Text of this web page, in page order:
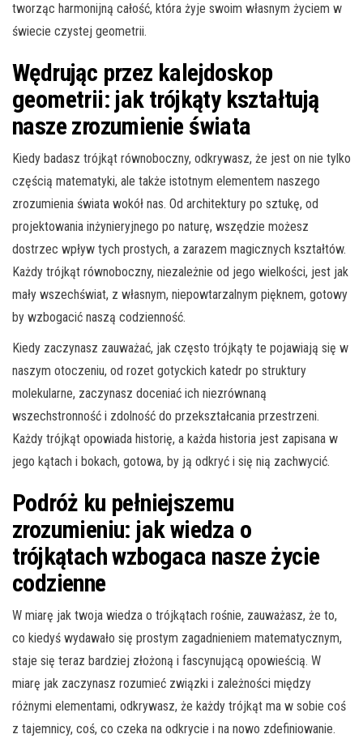
tworząc harmonijną całość, która żyje swoim własnym życiem w
świecie czystej geometrii.
Wędrując przez kalejdoskop
geometrii: jak trójkąty kształtują
nasze zrozumienie świata
Kiedy badasz trójkąt równoboczny, odkrywasz, że jest on nie tylko
częścią matematyki, ale także istotnym elementem naszego
zrozumienia świata wokół nas. Od architektury po sztukę, od
projektowania inżynieryjnego po naturę, wszędzie możesz
dostrzec wpływ tych prostych, a zarazem magicznych kształtów.
Każdy trójkąt równoboczny, niezależnie od jego wielkości, jest jak
mały wszechświat, z własnym, niepowtarzalnym pięknem, gotowy
by wzbogacić naszą codzienność.
Kiedy zaczynasz zauważać, jak często trójkąty te pojawiają się w
naszym otoczeniu, od rozet gotyckich katedr po struktury
molekularne, zaczynasz doceniać ich niezrównaną
wszechstronność i zdolność do przekształcania przestrzeni.
Każdy trójkąt opowiada historię, a każda historia jest zapisana w
jego kątach i bokach, gotowa, by ją odkryć i się nią zachwycić.
Podróż ku pełniejszemu
zrozumieniu: jak wiedza o
trójkątach wzbogaca nasze życie
codzienne
W miarę jak twoja wiedza o trójkątach rośnie, zauważasz, że to,
co kiedyś wydawało się prostym zagadnieniem matematycznym,
staje się teraz bardziej złożoną i fascynującą opowieścią. W
miarę jak zaczynasz rozumieć związki i zależności między
różnymi elementami, odkrywasz, że każdy trójkąt ma w sobie coś
z tajemnicy, coś, co czeka na odkrycie i na nowo zdefiniowanie.